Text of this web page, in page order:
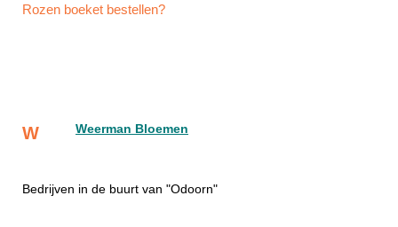
Rozen boeket bestellen?
W Weerman Bloemen
Bedrijven in de buurt van "Odoorn"